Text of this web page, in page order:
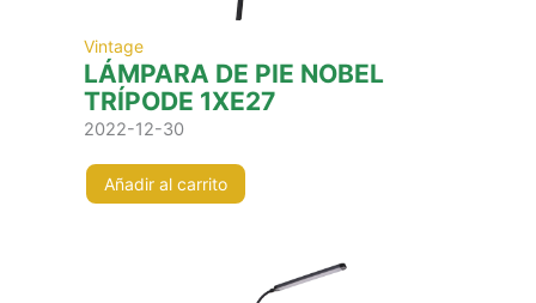
Vintage
LÁMPARA DE PIE NOBEL
TRÍPODE 1XE27
2022-12-30
Añadir al carrito